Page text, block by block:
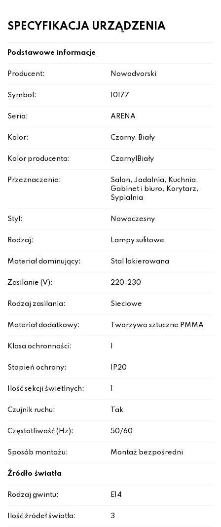
SPECYFIKACJA URZĄDZENIA
Podstawowe informacje
Producent: Nowodvorski
Symbol: 10177
Seria: ARENA
Kolor: Czarny, Biały
Kolor producenta: Czarny|Biały
Przeznaczenie:
Salon, Jadalnia, Kuchnia,
Gabinet i biuro, Korytarz,
Sypialnia
Styl: Nowoczesny
Rodzaj: Lampy sufitowe
Materiał dominujący: Stal lakierowana
Zasilanie (V): 220-230
Rodzaj zasilania: Sieciowe
Materiał dodatkowy: Tworzywo sztuczne PMMA
Klasa ochronności:
Stopień ochrony: IP20
Ilość sekcji świetlnych:
Czujnik ruchu: Tak
Częstotliwość (Hz): 50/60
Sposób montażu: Montaż bezpośredni
Źródło światła
Rodzaj gwintu: E14
Ilość źródeł światła: 3